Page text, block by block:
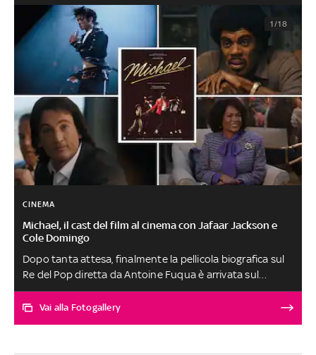
1/18
CINEMA
Michael, il cast del film al cinema con Jafaar Jackson e
Cole Domingo
Dopo tanta attesa, finalmente la pellicola biografica sul
Re del Pop diretta da Antoine Fuqua è arrivata sul
grande schermo. Scritta da John Logan e prodotta da
Graham King per Lionsgate e GK Films, si avvale di un
Jaafar Jackson. Ma da Colman Domingo a Nia Long,ci
Vai alla Fotogallery